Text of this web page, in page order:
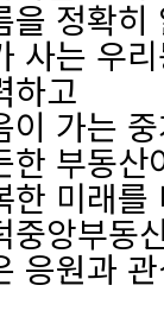
을 정확히
사는 우
하고
이 가는
한 부동산
한 미래를
중앙부동
응원과